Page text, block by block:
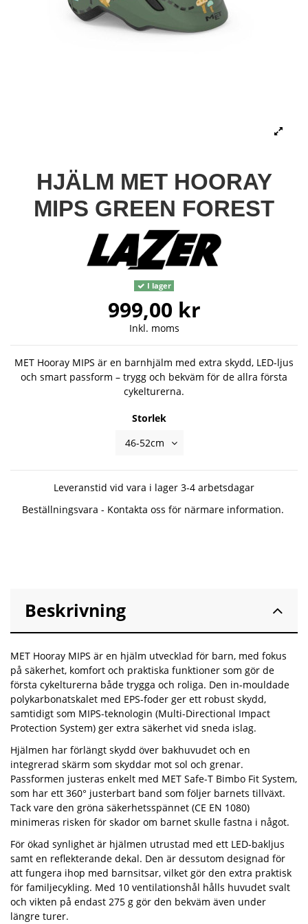
HJÄLM MET HOORAY
MIPS GREEN FOREST
I lager
999,00 kr
Inkl. moms
MET Hooray MIPS är en barnhjälm med extra skydd, LED-ljus
och smart passform – trygg och bekväm för de allra första
cykelturerna.
Storlek
Leveranstid vid vara i lager 3-4 arbetsdagar
Beställningsvara - Kontakta oss för närmare information.
Beskrivning
MET Hooray MIPS är en hjälm utvecklad för barn, med fokus
på säkerhet, komfort och praktiska funktioner som gör de
första cykelturerna både trygga och roliga. Den in-mouldade
polykarbonatskalet med EPS-foder ger ett robust skydd,
samtidigt som MIPS-teknologin (Multi-Directional Impact
Protection System) ger extra säkerhet vid sneda islag.
Hjälmen har förlängt skydd över bakhuvudet och en
integrerad skärm som skyddar mot sol och grenar.
Passformen justeras enkelt med MET Safe-T Bimbo Fit System,
som har ett 360° justerbart band som följer barnets tillväxt.
Tack vare den gröna säkerhetsspännet (CE EN 1080)
minimeras risken för skador om barnet skulle fastna i något.
För ökad synlighet är hjälmen utrustad med ett LED-bakljus
samt en reflekterande dekal. Den är dessutom designad för
att fungera ihop med barnsitsar, vilket gör den extra praktisk
för familjecykling. Med 10 ventilationshål hålls huvudet svalt
och vikten på endast 275 g gör den bekväm även under
längre turer.